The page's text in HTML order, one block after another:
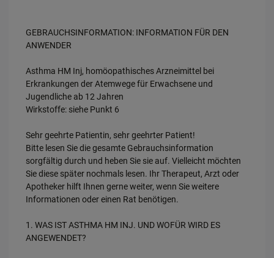
GEBRAUCHSINFORMATION: INFORMATION FÜR DEN
ANWENDER
Asthma HM Inj, homöopathisches Arzneimittel bei
Erkrankungen der Atemwege für Erwachsene und
Jugendliche ab 12 Jahren
Wirkstoffe: siehe Punkt 6
Sehr geehrte Patientin, sehr geehrter Patient!
Bitte lesen Sie die gesamte Gebrauchsinformation
sorgfältig durch und heben Sie sie auf. Vielleicht möchten
Sie diese später nochmals lesen. Ihr Therapeut, Arzt oder
Apotheker hilft Ihnen gerne weiter, wenn Sie weitere
Informationen oder einen Rat benötigen.
1. WAS IST ASTHMA HM INJ. UND WOFÜR WIRD ES
ANGEWENDET?